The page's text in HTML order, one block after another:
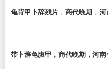
龟背甲卜辞残片，商代晚期，
带卜辞龟腹甲，商代晚期，河